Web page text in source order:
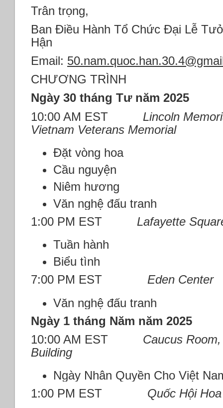
Trân trọng,
Ban Điều Hành Tổ Chức Đại Lễ
Hận
Email:
CHƯƠNG TRÌNH
Ngày 30 tháng Tư năm 2025
10:00 AM EST Lincoln
Vietnam Veterans Memorial
Đặt vòng hoa
Cầu nguyện
Niêm hương
Văn nghệ đấu tranh
1:00 PM EST Lafayette
Tuần hành
Biểu tình
7:00 PM EST Eden Center
Văn nghệ đấu tranh
Ngày 1 tháng Năm năm 2025
10:00 AM EST Caucus
Building
Ngày Nhân Quyền Cho Việt
1:00 PM EST Quốc Hội